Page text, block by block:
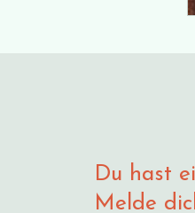
Du hast
Melde